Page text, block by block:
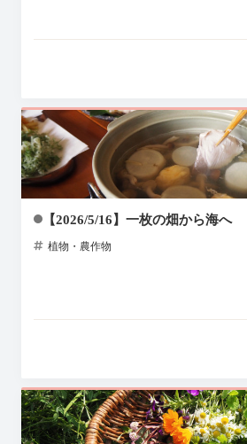
【2026/5/16】一枚の畑から海へ
植物・農作物